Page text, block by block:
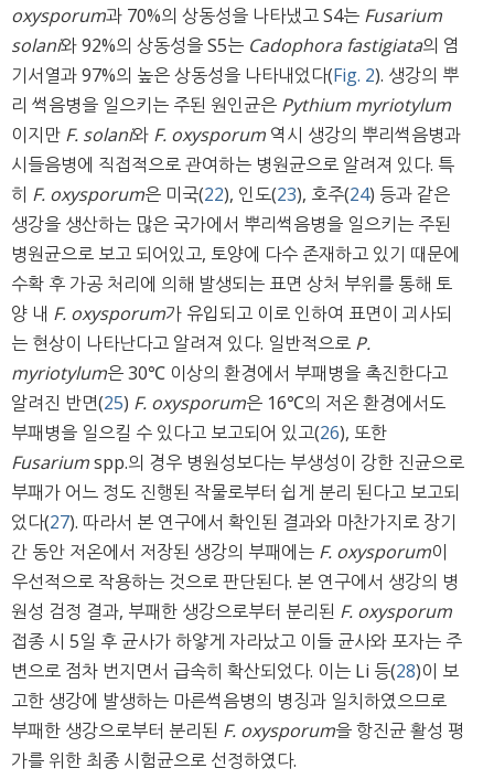
oxysporum과 70%의 상동성을 나타냈고 S4는 Fusarium
solani와 92%의 상동성을 S5는 Cadophora fastigiata의 염
기서열과 97%의 높은 상동성을 나타내었다(Fig. 2). 생강의 뿌
리 썩음병을 일으키는 주된 원인균은 Pythium myriotylum
이지만 F. solani와 F. oxysporum 역시 생강의 뿌리썩음병과
시들음병에 직접적으로 관여하는 병원균으로 알려져 있다. 특
히 F. oxysporum은 미국(22), 인도(23), 호주(24) 등과 같은
생강을 생산하는 많은 국가에서 뿌리썩음병을 일으키는 주된
병원균으로 보고 되어있고, 토양에 다수 존재하고 있기 때문에
수확 후 가공 처리에 의해 발생되는 표면 상처 부위를 통해 토
양 내 F. oxysporum가 유입되고 이로 인하여 표면이 괴사되
는 현상이 나타난다고 알려져 있다. 일반적으로 P.
myriotylum은 30℃ 이상의 환경에서 부패병을 촉진한다고
알려진 반면(25) F. oxysporum은 16℃의 저온 환경에서도
부패병을 일으킬 수 있다고 보고되어 있고(26), 또한
Fusariumspp.의 경우 병원성보다는 부생성이 강한 진균으로
부패가 어느 정도 진행된 작물로부터 쉽게 분리 된다고 보고되
었다(27). 따라서 본 연구에서 확인된 결과와 마찬가지로 장기
간 동안 저온에서 저장된 생강의 부패에는 F. oxysporum이
우선적으로 작용하는 것으로 판단된다. 본 연구에서 생강의 병
원성 검정 결과, 부패한 생강으로부터 분리된 F. oxysporum
접종 시 5일 후 균사가 하얗게 자라났고 이들 균사와 포자는 주
변으로 점차 번지면서 급속히 확산되었다. 이는 Li 등(28)이 보
고한 생강에 발생하는 마른썩음병의 병징과 일치하였으므로
부패한 생강으로부터 분리된 F. oxysporum을 항진균 활성 평
가를 위한 최종 시험균으로 선정하였다.